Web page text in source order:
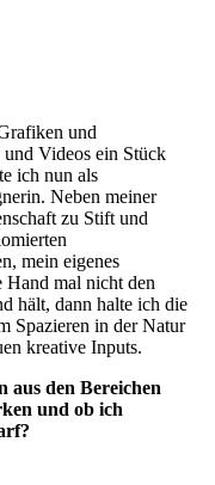
und
Videos ein Stück
ich nun als
Neben meiner
zu Stift und
mein eigenes
Hand mal nicht den
hält, dann halte ich die
Spazieren in der Natur
kreative Inputs.
aus den Bereichen
und ob ich